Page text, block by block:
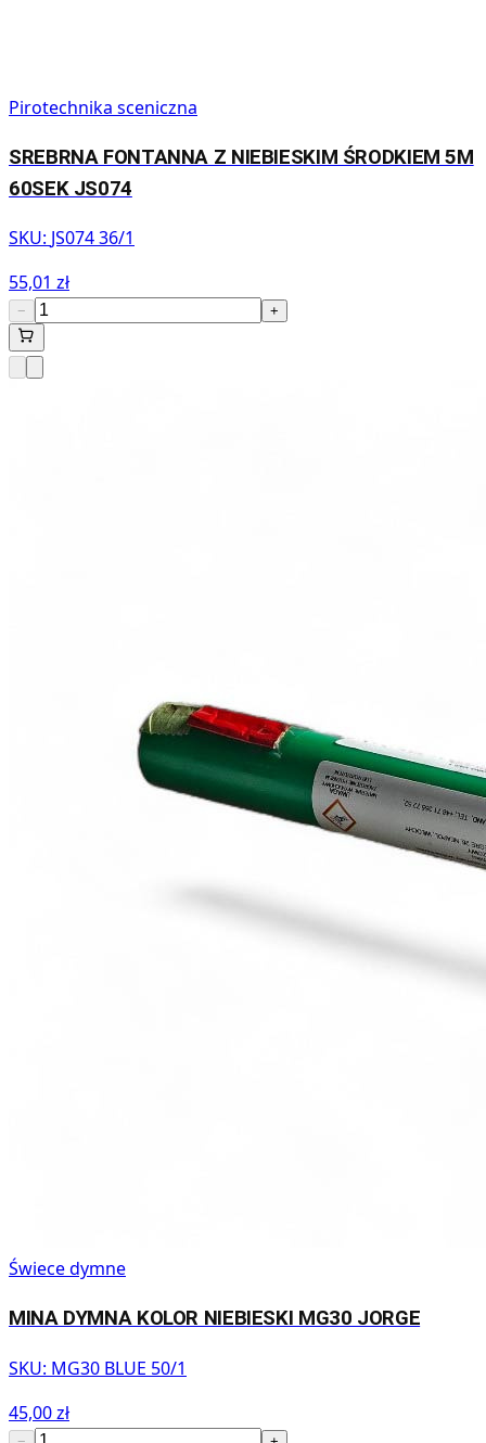
Pirotechnika sceniczna
SREBRNA FONTANNA Z NIEBIESKIM ŚRODKIEM 5M
60SEK JS074
SKU: JS074 36/1
55,01 zł
− +
Świece dymne
MINA DYMNA KOLOR NIEBIESKI MG30 JORGE
SKU: MG30 BLUE 50/1
45,00 zł